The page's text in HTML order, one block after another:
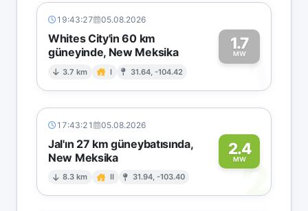
19:43:27 05.08.2026
Whites City'in 60 km
güneyinde, New Meksika
3.7 km I 31.64, -104.42
1.7
MW1
17:43:21 05.08.2026
Jal'ın 27 km güneybatısında,
New Meksika
8.3 km II 31.94, -103.40
2.4
MW2